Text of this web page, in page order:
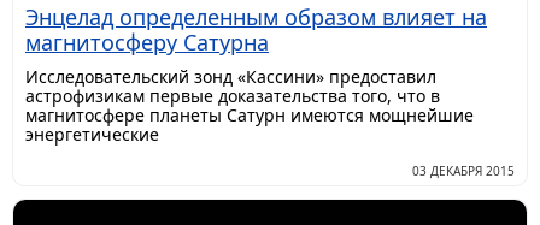
Энцелад определенным образом влияет на
магнитосферу Сатурна
Исследовательский зонд «Кассини» предоставил
астрофизикам первые доказательства того, что в
магнитосфере планеты Сатурн имеются мощнейшие
энергетические
03 ДЕКАБРЯ 2015